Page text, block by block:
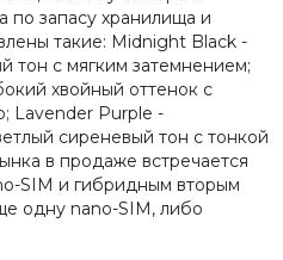
по запасу хранилища и
такие: Midnight Black -
тон с мягким затемнением;
хвойный оттенок с
Lavender Purple -
сиреневый тон с тонкой
в продаже встречается
SIM и гибридным вторым
одну nano-SIM, либо